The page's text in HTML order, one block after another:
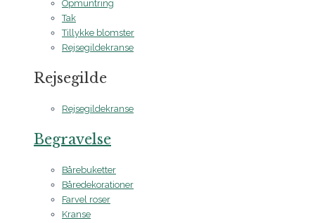
Opmuntring
Tak
Tillykke blomster
Rejsegildekranse
Rejsegilde
Rejsegildekranse
Begravelse
Bårebuketter
Båredekorationer
Farvel roser
Kranse